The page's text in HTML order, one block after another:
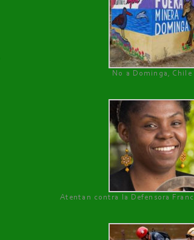
No a Dominga, Chile
Atentan contra la Defensora